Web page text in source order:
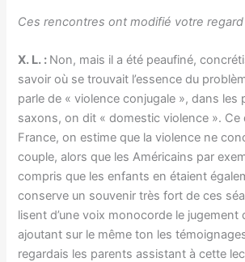
Ces rencontres ont modifié votre regard
X. L. : Non, mais il a été peaufiné,
savoir où se trouvait l’essence du
parle de « violence conjugale », dans les
saxons, on dit « domestic violence ». Ce
France, on estime que la violence ne
couple, alors que les Américains par
compris que les enfants en étaient
conserve un souvenir très fort de ces
lisent d’une voix monocorde le jugement
ajoutant sur le même ton les
regardais les parents assistant à cette